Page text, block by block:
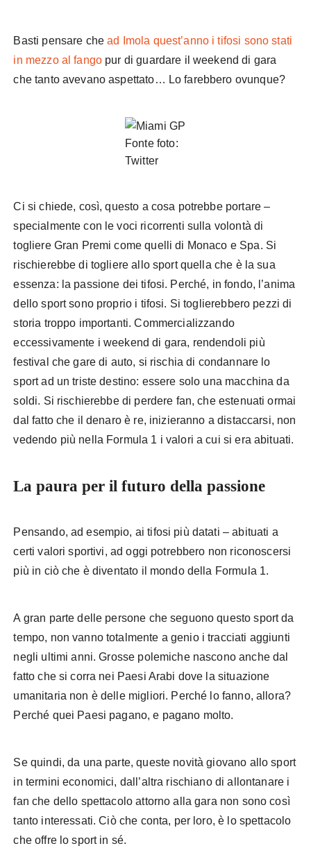
Basti pensare chead Imola quest’anno i tifosi sono stati
in mezzo al fango pur di guardare il weekend di gara
che tanto avevano aspettato… Lo farebbero ovunque?
Fonte foto:
Twitter
Ci si chiede, così, questo a cosa potrebbe portare –
specialmente con le voci ricorrenti sulla volontà di
togliere Gran Premi come quelli di Monaco e Spa. Si
rischierebbe di togliere allo sport quella che è la sua
essenza: la passione dei tifosi. Perché, in fondo, l’anima
dello sport sono proprio i tifosi. Si toglierebbero pezzi di
storia troppo importanti. Commercializzando
eccessivamente i weekend di gara, rendendoli più
festival che gare di auto, si rischia di condannare lo
sport ad un triste destino: essere solo una macchina da
soldi. Si rischierebbe di perdere fan, che estenuati ormai
dal fatto che il denaro è re, inizieranno a distaccarsi, non
vedendo più nella Formula 1 i valori a cui si era abituati.
La paura per il futuro della passione
Pensando, ad esempio, ai tifosi più datati – abituati a
certi valori sportivi, ad oggi potrebbero non riconoscersi
più in ciò che è diventato il mondo della Formula 1.
A gran parte delle persone che seguono questo sport da
tempo, non vanno totalmente a genio i tracciati aggiunti
negli ultimi anni. Grosse polemiche nascono anche dal
fatto che si corra nei Paesi Arabi dove la situazione
umanitaria non è delle migliori. Perché lo fanno, allora?
Perché quei Paesi pagano, e pagano molto.
Se quindi, da una parte, queste novità giovano allo sport
in termini economici, dall’altra rischiano di allontanare i
fan che dello spettacolo attorno alla gara non sono così
tanto interessati. Ciò che conta, per loro, è lo spettacolo
che offre lo sport in sé.